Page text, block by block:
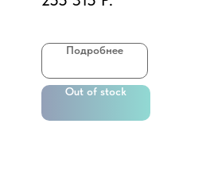
Подробнее
Out of stock